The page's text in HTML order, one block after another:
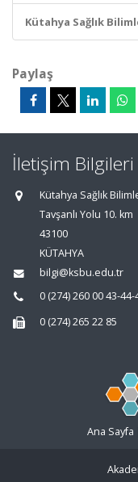
Kütahya Sağlık
Paylaş
İletişim Bilgileri
Kütahya Sağlık
Tavşanlı Yolu 10. km
43100
KÜTAHYA
bilgi@ksbu.edu.tr
0 (274) 260 00 43-
0 (274) 265 22 85
Ana Sayfa